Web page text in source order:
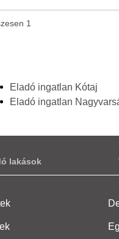
1
Eladó ingatlan Kótaj
Eladó ingatlan
lakások